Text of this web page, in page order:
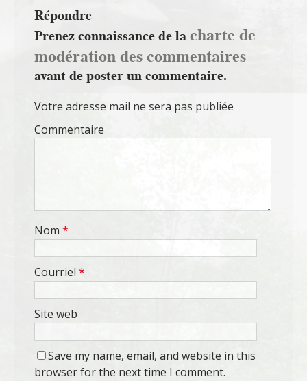
Répondre
Prenez connaissance de lacharte de
modération des commentaires
avant de poster un commentaire.
Votre adresse mail ne sera pas publiée
Commentaire
Nom *
Courriel *
Site web
Save my name, email, and website in this
browser for the next time I comment.